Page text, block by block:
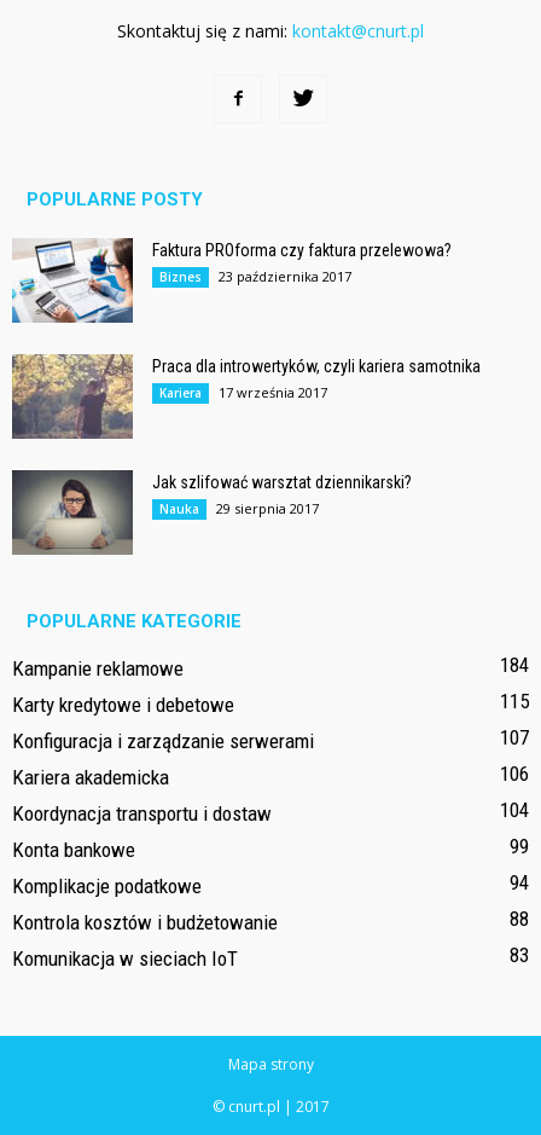
Skontaktuj się z nami: kontakt@cnurt.pl
POPULARNE POSTY
Faktura PROforma czy faktura przelewowa?
Biznes 23 października 2017
Praca dla introwertyków, czyli kariera samotnika
Kariera 17 września 2017
Jak szlifować warsztat dziennikarski?
Nauka 29 sierpnia 2017
POPULARNE KATEGORIE
Kampanie reklamowe
184
Karty kredytowe i debetowe
115
Konfiguracja i zarządzanie serwerami
107
Kariera akademicka
106
Koordynacja transportu i dostaw
104
Konta bankowe
99
Komplikacje podatkowe
94
Kontrola kosztów i budżetowanie
88
Komunikacja w sieciach IoT
83
Mapa strony
© cnurt.pl | 2017